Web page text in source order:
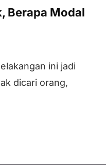
Berapa Modal
ini jadi
dicari orang,